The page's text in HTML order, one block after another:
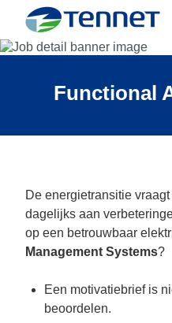
TenneT
Functional
De energietransitie
dagelijks aan
op een betrouwbaar
Management Systems?
Een motivatiebrief is
beoordelen.